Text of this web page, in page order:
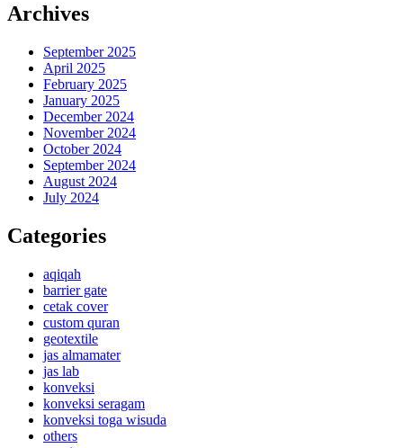
Archives
September 2025
April 2025
February 2025
January 2025
December 2024
November 2024
October 2024
September 2024
August 2024
July 2024
Categories
aqiqah
barrier gate
cetak cover
custom quran
geotextile
jas almamater
jas lab
konveksi
konveksi seragam
konveksi toga wisuda
others